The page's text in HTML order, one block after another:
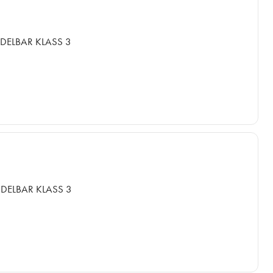
KLASS 3
KLASS 3